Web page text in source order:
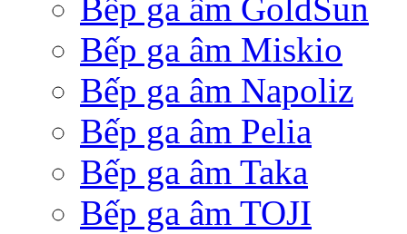
Bếp ga âm GoldSun
Bếp ga âm Miskio
Bếp ga âm Napoliz
Bếp ga âm Pelia
Bếp ga âm Taka
Bếp ga âm TOJI